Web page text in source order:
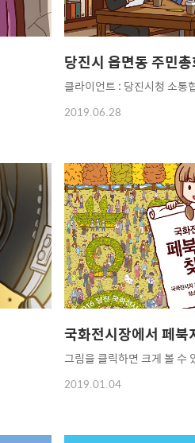
당진시 읍면동 주민
클라이언트 : 당진시청 소통
2019.06.28
국화전시장에서 페북
그림을 클릭하면 크게 볼 수
2019.01.04